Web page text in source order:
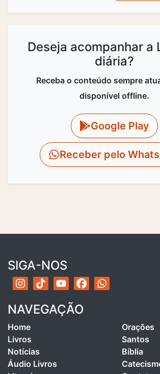
Deseja acompanhar a
diária?
Receba o conteúdo sempre
disponível offline.
Google Play
Receber pelo
SIGA-NOS
NAVEGAÇÃO
Home
Livros
Notícias
Áudio Livros
Orações
Santos
Bíblia